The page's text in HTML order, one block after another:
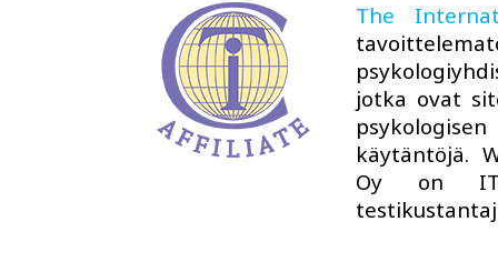
The
jotka ovat
käytäntöjä.
Oy on